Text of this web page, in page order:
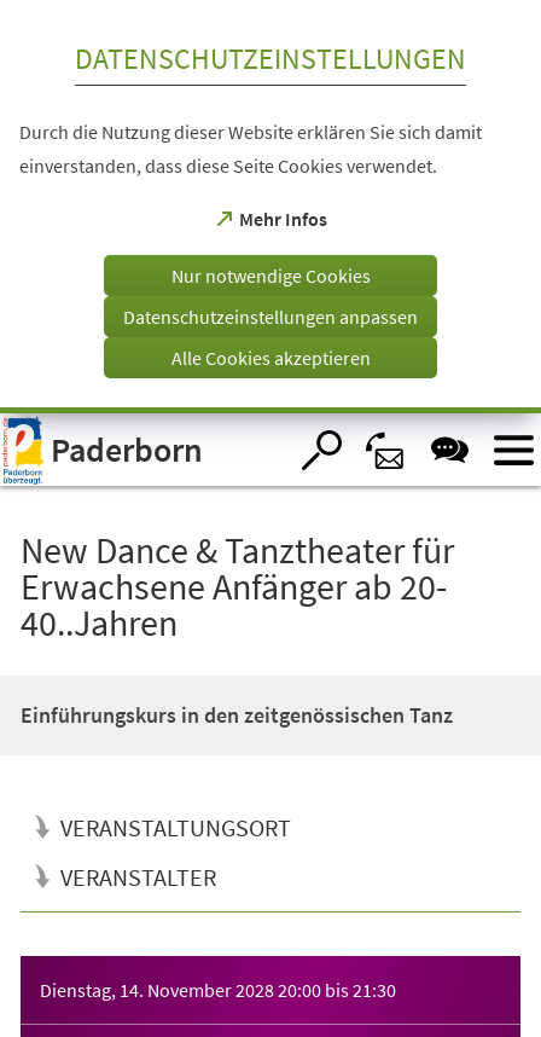
Visuelle
Assistenzsoftware
öffnen.
DATENSCHUTZEINSTELLUNGEN
Durch die Nutzung dieser Website erklären Sie sich damit
einverstanden, dass diese Seite Cookies verwendet.
Mehr Infos
(Öffnet
einem
Tab)
Nur notwendige Cookies
Datenschutzeinstellungen anpassen
Alle Cookies akzeptieren
Paderborn
New Dance & Tanztheater für
Erwachsene Anfänger ab 20-
40..Jahren
Einführungskurs in den zeitgenössischen Tanz
VERANSTALTUNGSORT
VERANSTALTER
Dienstag, 14. November 202820:00 bis21:30